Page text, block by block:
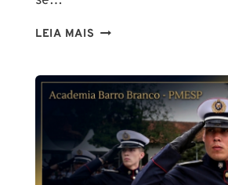
LEIA MAIS TENHO
SER
POLICIAL?
DESCUBRA
AS
NOVAS